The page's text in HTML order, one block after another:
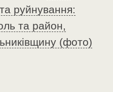
руйнування:
та район,
(фото)